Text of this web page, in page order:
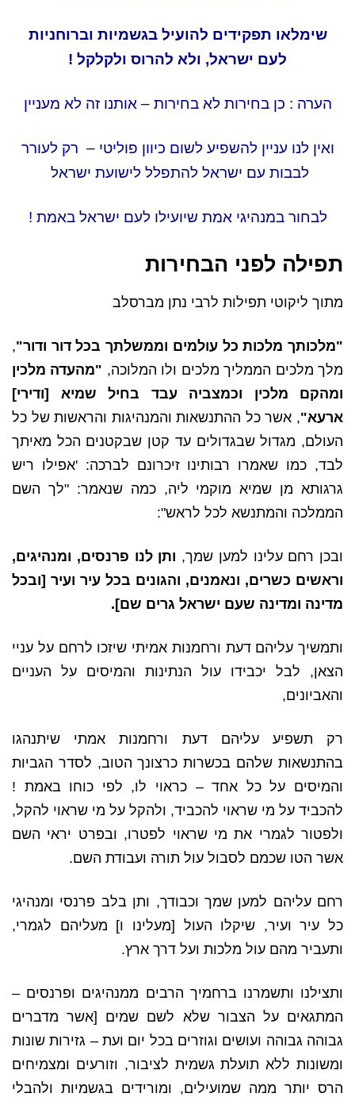
שימלאו תפקידים להועיל בגשמיות וברוחניות
לעם ישראל, ולא להרוס ולקלקל !
הערה : כן בחירות לא בחירות – אותנו זה לא מעניין
ואין לנו עניין להשפיע לשום כיוון פוליטי – רק לעורר
לבבות עם ישראל להתפלל לישועת ישראל
לבחור במנהיגי אמת שיועילו לעם ישראל באמת !
תפילה לפני הבחירות
מתוך ליקוטי תפילות לרבי נתן מברסלב
"מלכותך מלכות כל עולמים וממשלתך בכל דור ודור",
מלך מלכים הממליך מלכים ולו המלוכה, "מהעדה מלכין
ומהקם מלכין וכמצביה עבד בחיל שמיא [ודירי]
ארעא", אשר כל ההתנשאות והמנהיגות והראשות של כל
העולם, מגדול שבגדולים עד קטן שבקטנים הכל מאיתך
לבד, כמו שאמרו רבותינו זיכרונם לברכה: 'אפילו ריש
גרגותא מן שמיא מוקמי ליה, כמה שנאמר: "לך השם
הממלכה והמתנשא לכל לראש":
ובכן רחם עלינו למען שמך, ותן לנו פרנסים, ומנהיגים,
וראשים כשרים, ונאמנים, והגונים בכל עיר ועיר [ובכל
מדינה ומדינה שעם ישראל גרים שם].
ותמשיך עליהם דעת ורחמנות אמיתי שיזכו לרחם על עניי
הצאן, לבל יכבידו עול הנתינות והמיסים על העניים
והאביונים,
רק תשפיע עליהם דעת ורחמנות אמתי שיתנהגו
בהתנשאות שלהם בכשרות כרצונך הטוב, לסדר הגביות
והמיסים על כל אחד – כראוי לו, לפי כוחו באמת !
להכביד על מי שראוי להכביד, ולהקל על מי שראוי להקל,
ולפטור לגמרי את מי שראוי לפטרו, ובפרט יראי השם
אשר הטו שכמם לסבול עול תורה ועבודת השם.
רחם עליהם למען שמך וכבודך, ותן בלב פרנסי ומנהיגי
כל עיר ועיר, שיקלו העול [מעלינו ו] מעליהם לגמרי,
ותעביר מהם עול מלכות ועל דרך ארץ.
ותצילנו ותשמרנו ברחמיך הרבים ממנהיגים ופרנסים –
המתגאים על הצבור שלא לשם שמים [אשר מדברים
גבוהה גבוהה ועושים וגוזרים בכל יום ועת – גזירות שונות
ומשונות ללא תועלת גשמית לציבור, וזורעים ומצמיחים
הרס יותר ממה שמועילים, ומורידים בגשמיות ולהבלי